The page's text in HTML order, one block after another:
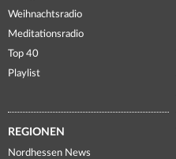
Weihnachtsradio
Meditationsradio
Top 40
Playlist
REGIONEN
Nordhessen News